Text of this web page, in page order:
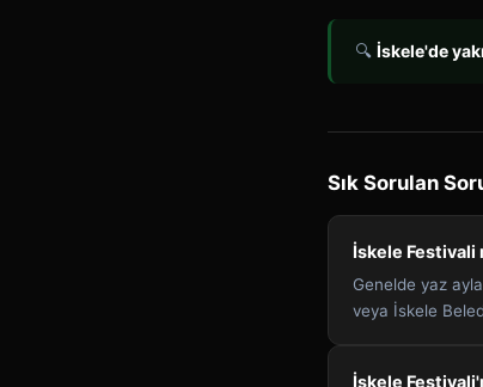
🔍 İskele'de
Sık Sorulan
İskele Festivali
Genelde yaz
veya İskele
İskele